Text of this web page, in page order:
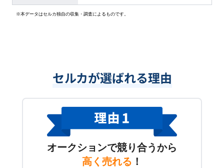
※本データはセルカ独自の収集・調査によるものです。
セルカが選ばれる理由
オークションで競り合うから
高く売れる ！